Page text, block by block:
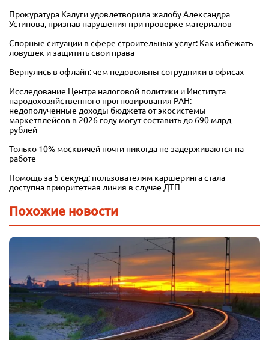
Прокуратура Калуги удовлетворила жалобу Александра
Устинова, признав нарушения при проверке материалов
Спорные ситуации в сфере строительных услуг: Как избежать
ловушек и защитить свои права
Вернулись в офлайн: чем недовольны сотрудники в офисах
Исследование Центра налоговой политики и Института
народохозяйственного прогнозирования РАН:
недополученные доходы бюджета от экосистемы
маркетплейсов в 2026 году могут составить до 690 млрд
рублей
Только 10% москвичей почти никогда не задерживаются на
работе
Помощь за 5 секунд: пользователям каршеринга стала
доступна приоритетная линия в случае ДТП
Похожие новости